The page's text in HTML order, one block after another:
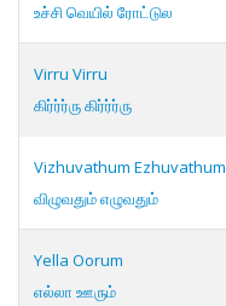
உச்சி வெயில் ரோட்டுல
Virru Virru
கிர்ர்ர்ரு கிர்ர்ர்ரு
Vizhuvathum Ezhuvathum
விழுவதும் எழுவதும்
Yella Oorum
எல்லா ஊரும்